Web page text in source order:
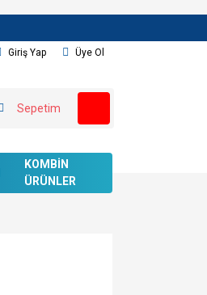
Giriş Yap Üye Ol
Sepetim
KOMBİN
ÜRÜNLER